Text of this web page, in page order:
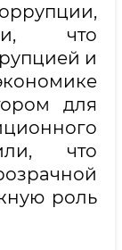
что
и
для
что
роль